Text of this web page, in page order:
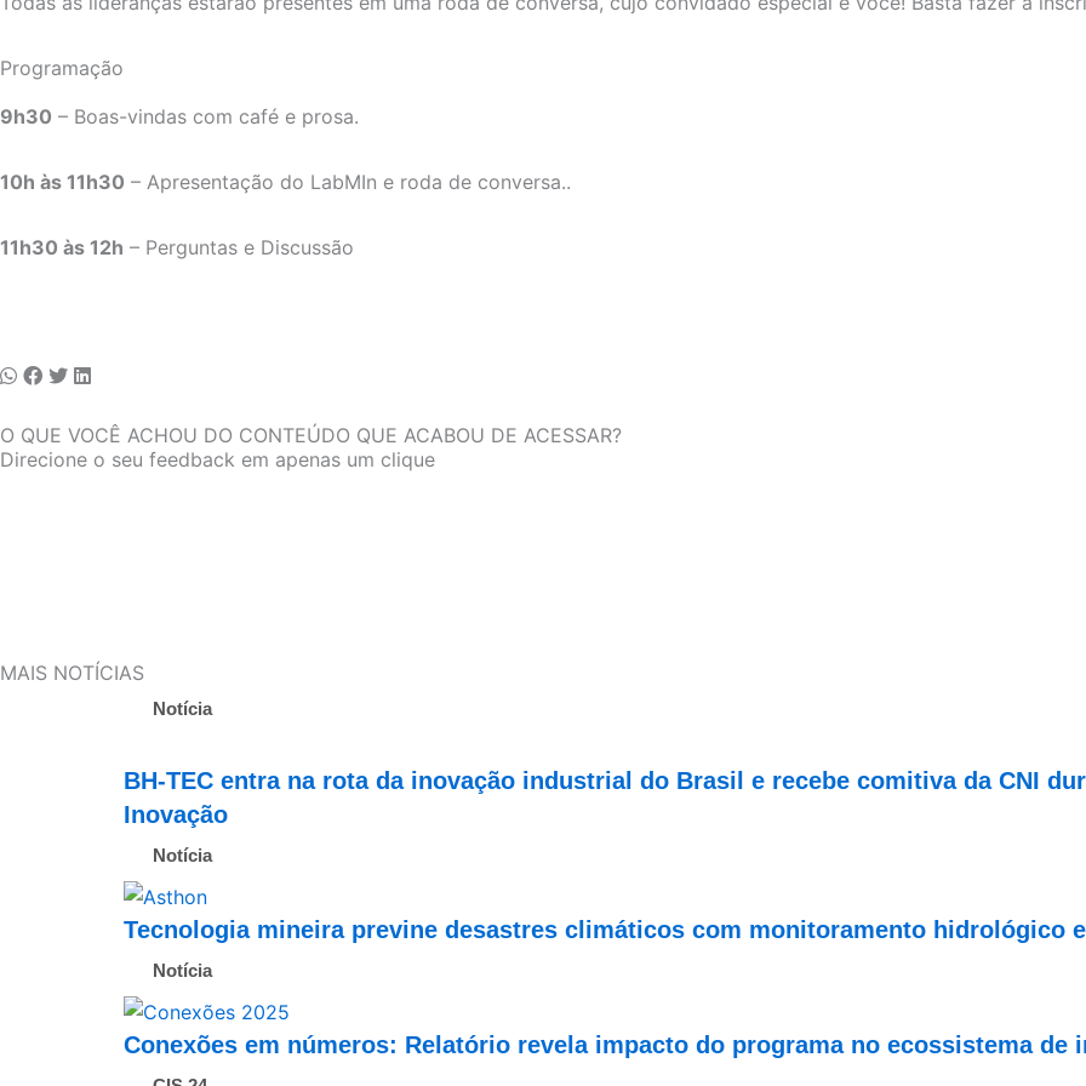
Programação
9h30 – Boas-vindas com café e prosa.
10h às 11h30 – Apresentação do LabMIn e roda de conversa..
11h30 às 12h – Perguntas e Discussão
O QUE VOCÊ ACHOU DO CONTEÚDO QUE ACABOU DE ACESSAR?
Direcione o seu feedback em apenas um clique
MAIS NOTÍCIAS
Notícia
BH-TEC entra na rota da inovação industrial do Brasil e recebe comitiva da CNI
Inovação
Notícia
Tecnologia mineira previne desastres climáticos com monitoramento hidrológico
Notícia
Conexões em números: Relatório revela impacto do programa no ecossistema de